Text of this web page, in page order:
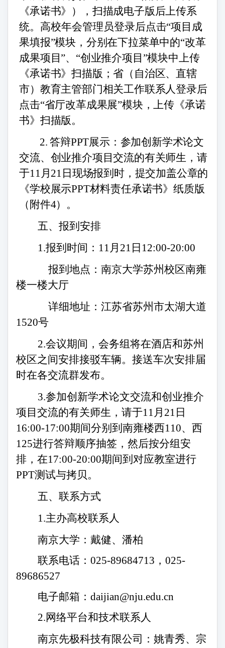
《承诺书》），扫描成电子版后上传系
统。 高校年会管理员登录后点击“项目成
果填报”模块，分别在下拉菜单中的“改革
成果项目”、“创业推介项目”模块中上传
《承诺书》扫描版；省（自治区、直辖
市）教育主管部门相关工作联系人登录后
点击“省厅改革成果展”模块，上传《承诺
书》扫描版。
2.答辩PPT展示：参加创新学术论文
交流、创业推介项目交流的有关师生，请
于11月 21 日现场报到时，提交加盖公章的
《学校展示PPT材料责任承诺书》纸质版
（附件4）。
五、报到安排
1.报到时间：11月 21 日 12:00-20:00
报到地点：南京大学苏州校区南雍
楼一楼大厅
详细地址：江苏省苏州市太湖大道
1520号
2.会议期间，会务组将在酒店和苏州
校区之间安排接驳车辆。接送车次安排届
时在各交流群发布。
3.参加创新学术论文交流和创业推介
项目交流的有关师生，请于11月 21 日
16:00-17:00期间分别到南雍楼西110、西
125进行答辩顺序抽签，然后按分组安
排，在17:00-20:00期间到对应教室进行
PPT测试与拷贝。
五、联系方式
1.主办高校联系人
南京大学：戴健、潘柏
联系电话： 025-89684713 ， 025-
89686527
电子邮箱： daijian@nju.edu.cn
2.网络平台和技术联系人
南京先极科技有限公司：姚青秀、宗